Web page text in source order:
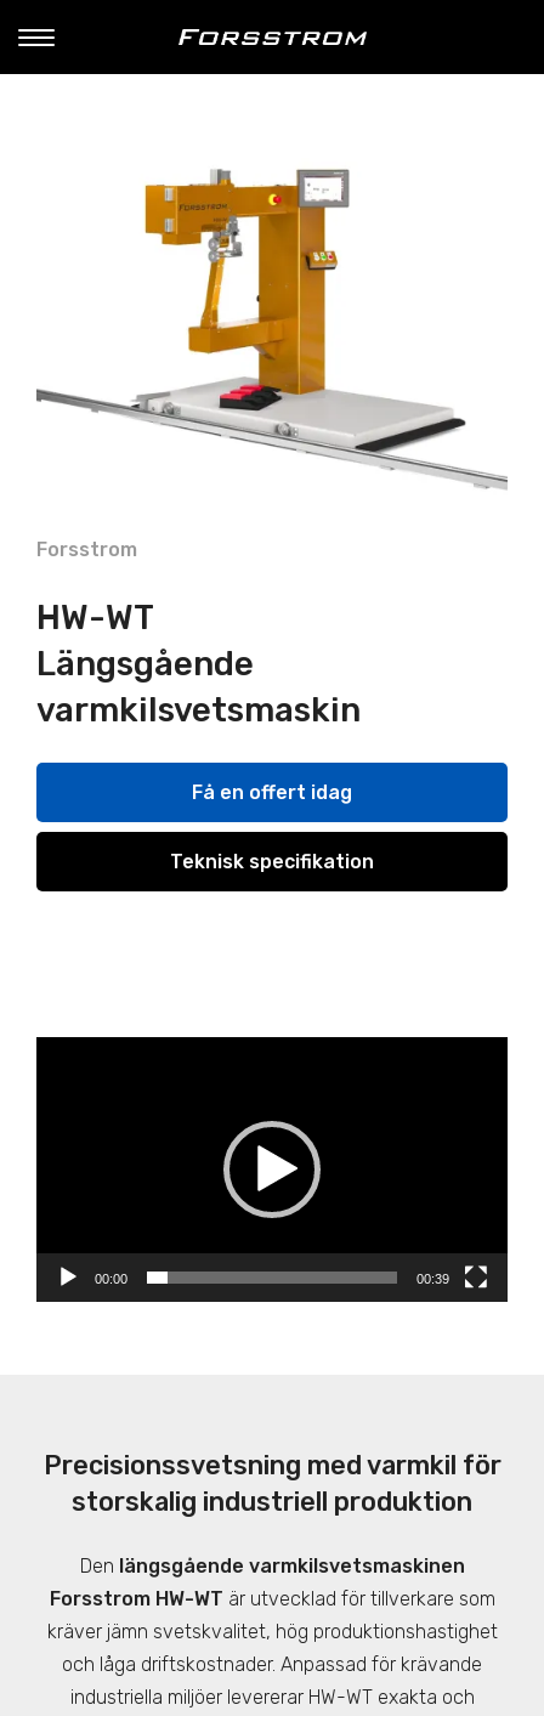
Forsstrom
HW-WT
Längsgående
varmkilsvetsmaskin
Få en offert idag
Teknisk specifikation
00:00 00:39
Precisionssvetsning med varmkil för
storskalig industriell produktion
Den längsgående varmkilsvetsmaskinen
Forsstrom HW-WT är utvecklad för tillverkare som
kräver jämn svetskvalitet, hög produktionshastighet
och låga driftskostnader. Anpassad för krävande
industriella miljöer levererar HW-WT exakta och